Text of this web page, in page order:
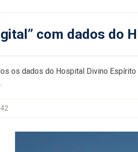
com dados do
os dados do Hospital Divino